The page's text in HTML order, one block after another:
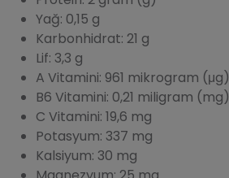
Yağ: 0,15 g
Karbonhidrat: 21 g
Lif: 3,3 g
A Vitamini: 961 mikrogram (μg)
B6 Vitamini: 0,21 miligram (mg)
C Vitamini: 19,6 mg
Potasyum: 337 mg
Kalsiyum: 30 mg